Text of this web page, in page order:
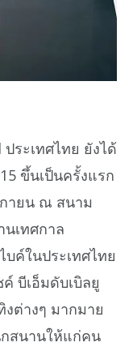
ระเทศไทย ยังได้
ขึ้นเป็นครั้งแรก
ายน ณ สนาม
เทศกาล
ค์ในประเทศไทย
บีเอ็มดับเบิลยู
ต่างๆ มากมาย
สนานให้แก่คน